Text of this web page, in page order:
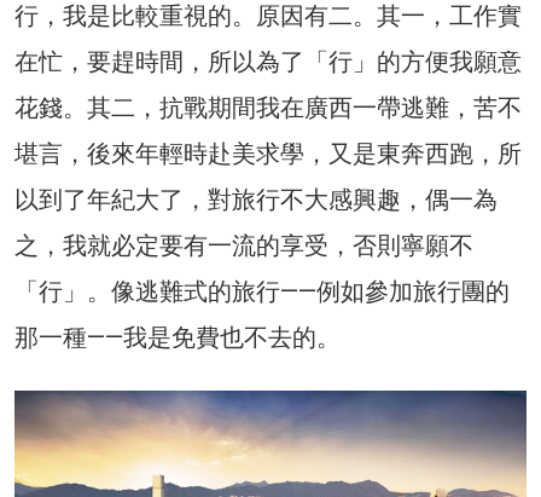
行，我是比較重視的。原因有二。其一，工作實
在忙，要趕時間，所以為了「行」的方便我願意
花錢。其二，抗戰期間我在廣西一帶逃難，苦不
堪言，後來年輕時赴美求學，又是東奔西跑，所
以到了年紀大了，對旅行不大感興趣，偶一為
之，我就必定要有一流的享受，否則寧願不
「行」。像逃難式的旅行——例如參加旅行團的
那一種——我是免費也不去的。